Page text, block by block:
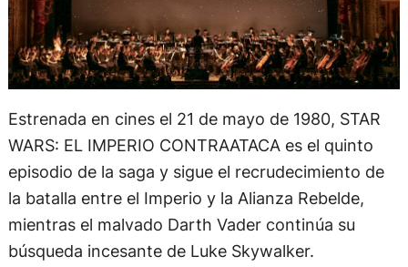
Estrenada en cines el 21 de mayo de 1980, STAR
WARS: EL IMPERIO CONTRAATACA es el quinto
episodio de la saga y sigue el recrudecimiento de
la batalla entre el Imperio y la Alianza Rebelde,
mientras el malvado Darth Vader continúa su
búsqueda incesante de Luke Skywalker.